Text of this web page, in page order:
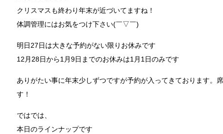
クリスマスも終わり年末が近づいてますね！
体調管理にはお気をつけ下さい(￣▽￣)
明日27日は大きな予約がない限りお休みです
12月28日から1月9日までのお休みは1月1日のみです
ありがたい事に年末少しずつですが予約が入ってきております。
す！
ではでは、
本日のラインナップです